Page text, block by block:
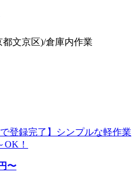
文京区)/倉庫内作業
登録完了】シンプルな軽作業
！
円〜